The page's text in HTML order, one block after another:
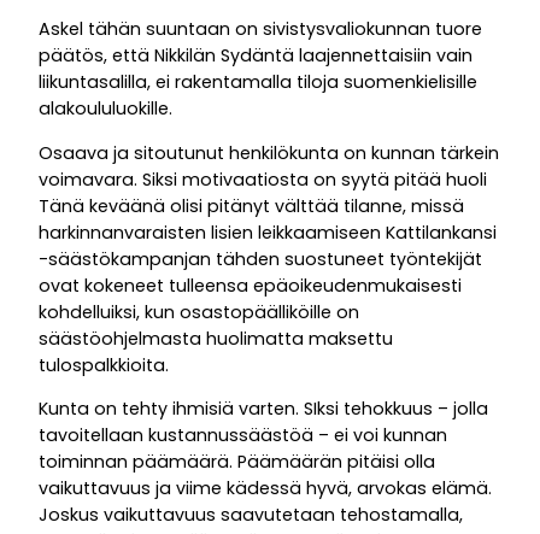
Askel tähän suuntaan on sivistysvaliokunnan tuore
päätös, että Nikkilän Sydäntä laajennettaisiin vain
liikuntasalilla, ei rakentamalla tiloja suomenkielisille
alakoululuokille.
Osaava ja sitoutunut henkilökunta on kunnan tärkein
voimavara. Siksi motivaatiosta on syytä pitää huoli
Tänä keväänä olisi pitänyt välttää tilanne, missä
harkinnanvaraisten lisien leikkaamiseen Kattilankansi
-säästökampanjan tähden suostuneet työntekijät
ovat kokeneet tulleensa epäoikeudenmukaisesti
kohdelluiksi, kun osastopäälliköille on
säästöohjelmasta huolimatta maksettu
tulospalkkioita.
Kunta on tehty ihmisiä varten. SIksi tehokkuus – jolla
tavoitellaan kustannussäästöä – ei voi kunnan
toiminnan päämäärä. Päämäärän pitäisi olla
vaikuttavuus ja viime kädessä hyvä, arvokas elämä.
Joskus vaikuttavuus saavutetaan tehostamalla,